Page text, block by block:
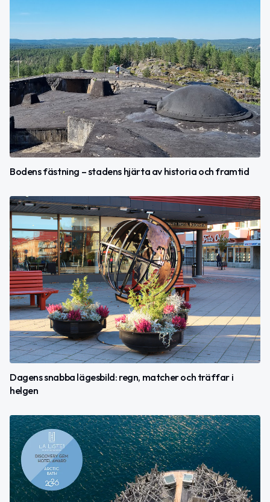
Bodens fästning – stadens hjärta av historia och framtid
Dagens snabba lägesbild: regn, matcher och träffar i
helgen